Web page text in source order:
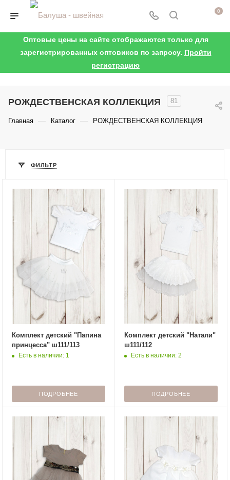
0
Оптовые цены на сайте отображаются только для
зарегистрированных оптовиков по запросу. Пройти
регистрацию
РОЖДЕСТВЕНСКАЯ КОЛЛЕКЦИЯ 81
Главная — Каталог — РОЖДЕСТВЕНСКАЯ КОЛЛЕКЦИЯ
ФИЛЬТР
Комплект детский "Папина
принцесса" ш111/113
Есть в наличии: 1
ПОДРОБНЕЕ
Комплект детский "Натали"
ш111/112
Есть в наличии: 2
ПОДРОБНЕЕ